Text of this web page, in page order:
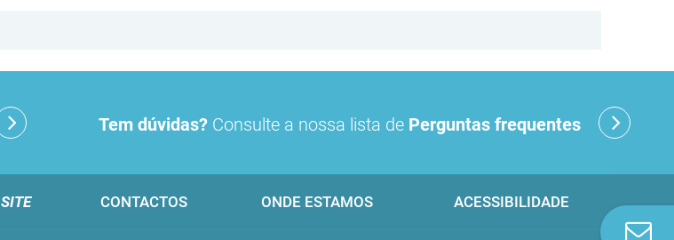
Tem dúvidas? Consulte a nossa lista de Perguntas frequentes
SITE CONTACTOS ONDE ESTAMOS ACESSIBILIDADE